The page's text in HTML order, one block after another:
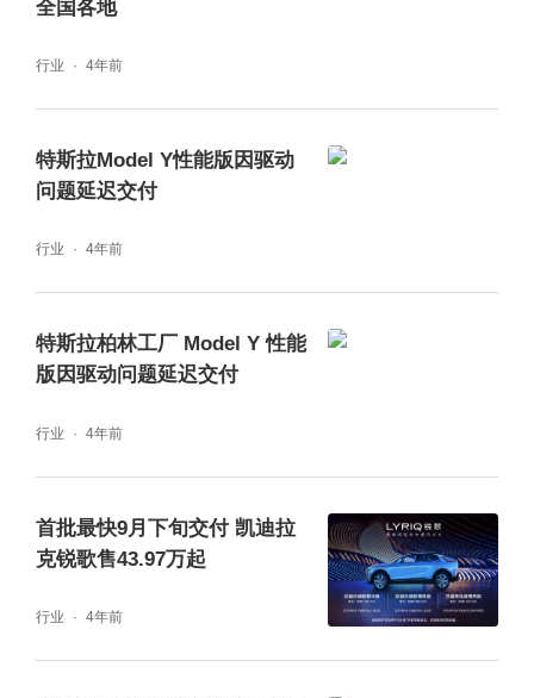
全国各地
行业 4年前
特斯拉Model Y性能版因驱动
问题延迟交付
行业 4年前
特斯拉柏林工厂 Model Y 性能
版因驱动问题延迟交付
行业 4年前
首批最快9月下旬交付 凯迪拉
克锐歌售43.97万起
行业 4年前